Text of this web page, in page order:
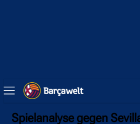
Spielanalyse gegen